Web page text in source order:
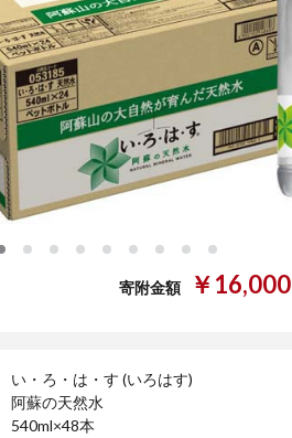
寄附金額 ￥16,000
い・ろ・は・す (いろはす)
阿蘇の天然水
540ml×48本